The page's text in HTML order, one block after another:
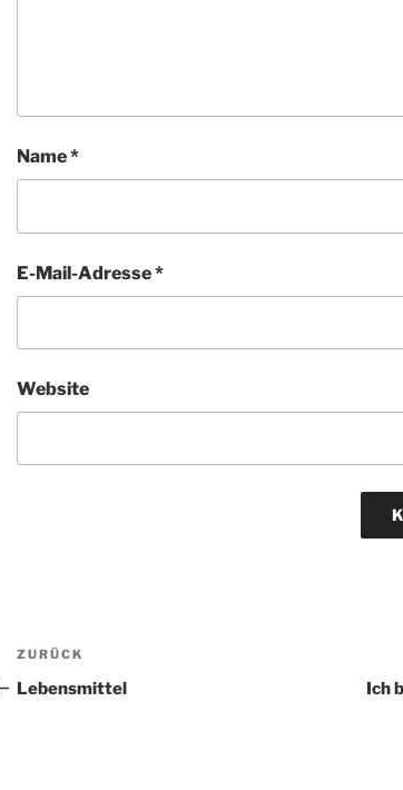
Name*
E-Mail-Adresse*
Website
Beitragsnavigation
Vorheriger
Beitrag
ZURÜCK
Lebensmittel Ich